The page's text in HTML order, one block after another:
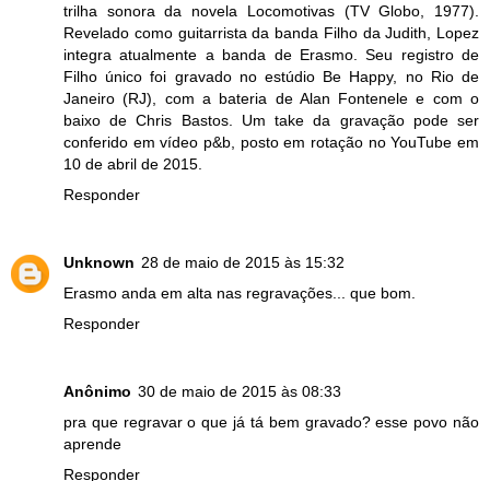
trilha sonora da novela Locomotivas (TV Globo, 1977).
Revelado como guitarrista da banda Filho da Judith, Lopez
integra atualmente a banda de Erasmo. Seu registro de
Filho único foi gravado no estúdio Be Happy, no Rio de
Janeiro (RJ), com a bateria de Alan Fontenele e com o
baixo de Chris Bastos. Um take da gravação pode ser
conferido em vídeo p&b, posto em rotação no YouTube em
10 de abril de 2015.
Responder
Unknown 28 de maio de 2015 às 15:32
Erasmo anda em alta nas regravações... que bom.
Responder
Anônimo 30 de maio de 2015 às 08:33
pra que regravar o que já tá bem gravado? esse povo não
aprende
Responder